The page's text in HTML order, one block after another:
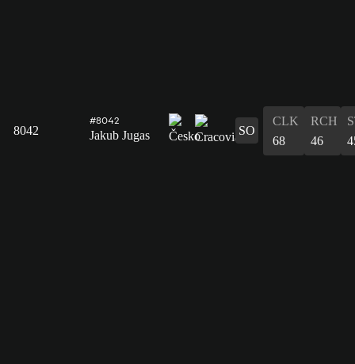
8042
#8042
Jakub Jugas SO
CLK
68
RCH
46